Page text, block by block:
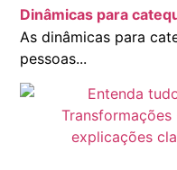
Dinâmicas para
As dinâmicas para
pessoas...